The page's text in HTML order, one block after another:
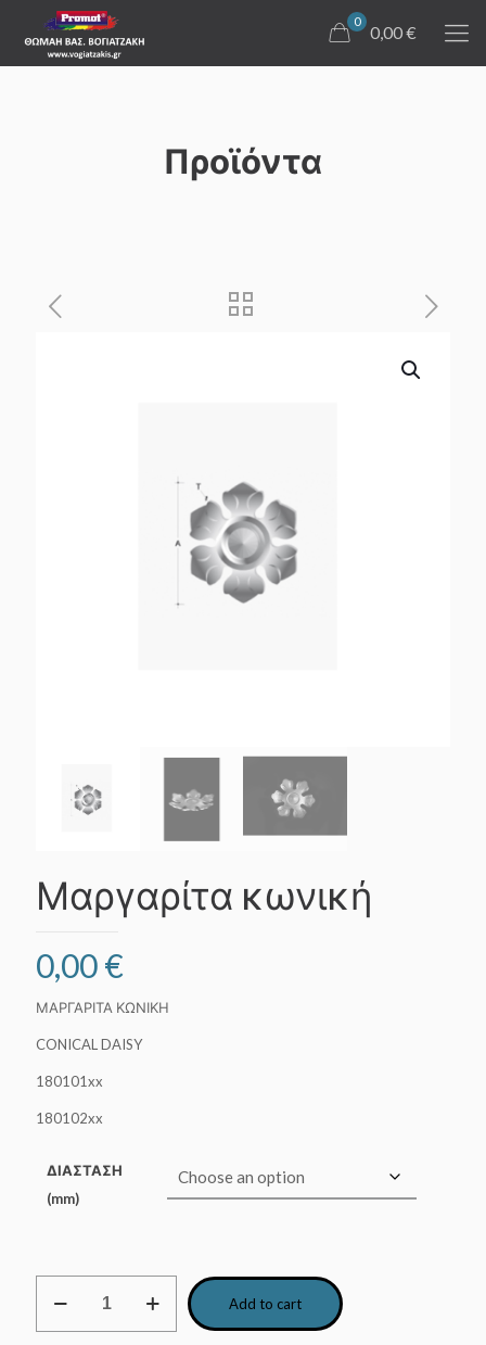
0
0,00 €
Προϊόντα
Μαργαρίτα κωνική
0,00€
ΜΑΡΓΑΡΙΤΑ ΚΩΝΙΚΗ
CONICAL DAISY
180101xx
180102xx
ΔΙΑΣΤΑΣΗ
(mm)
κωνική
Add to cart